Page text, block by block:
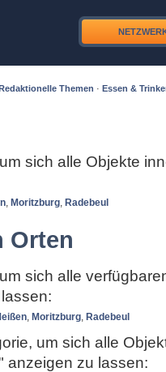
Themen · Essen &
sich alle Objekte
, Moritzburg, Radebeul
Orten
sich alle
, Moritzburg, Radebeul
um sich alle
anzeigen zu lassen: